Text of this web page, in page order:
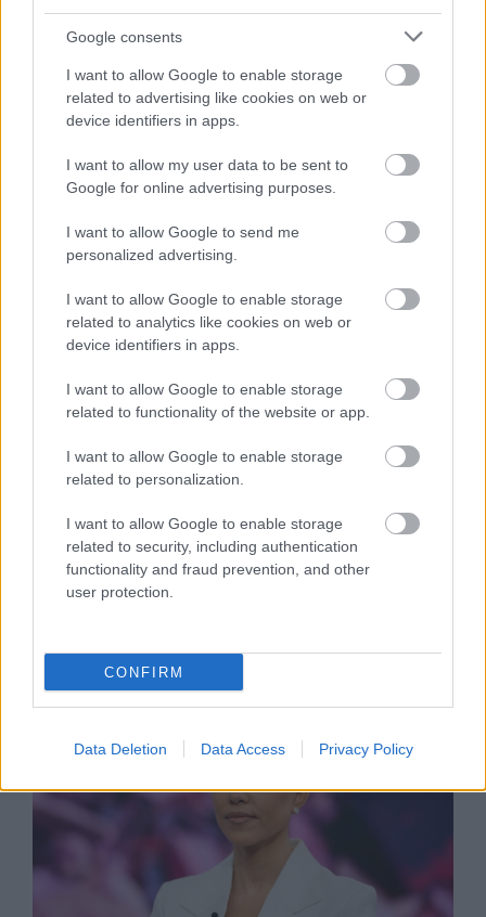
Google consents
I want to allow Google to enable storage
related to advertising like cookies on web or
device identifiers in apps.
I want to allow my user data to be sent to
Google for online advertising purposes.
I want to allow Google to send me
personalized advertising.
I want to allow Google to enable storage
related to analytics like cookies on web or
device identifiers in apps.
I want to allow Google to enable storage
related to functionality of the website or app.
I want to allow Google to enable storage
related to personalization.
I want to allow Google to enable storage
related to security, including authentication
functionality and fraud prevention, and other
user protection.
CONFIRM
Data Deletion Data Access Privacy Policy
SZTÁRHÍREK
Terhesnek lenni dögösebb, mint
valaha, és ezt Rihannának
SZTÁRHÍREK
A várandós Kourtney Kardashian
sürgős és életmentő műtéten esett